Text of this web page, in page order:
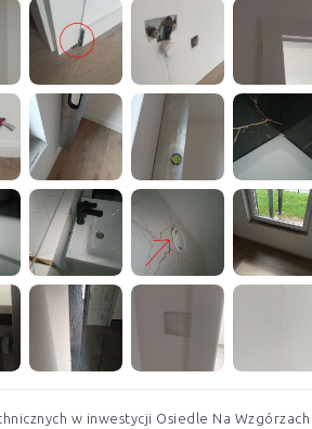
w inwestycji Osiedle Na Wzgórzach